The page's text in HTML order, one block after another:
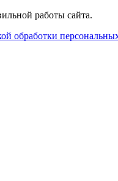
работы сайта.
обработки